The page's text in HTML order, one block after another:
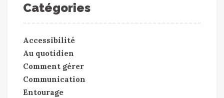
Catégories
Accessibilité
Au quotidien
Comment gérer
Communication
Entourage